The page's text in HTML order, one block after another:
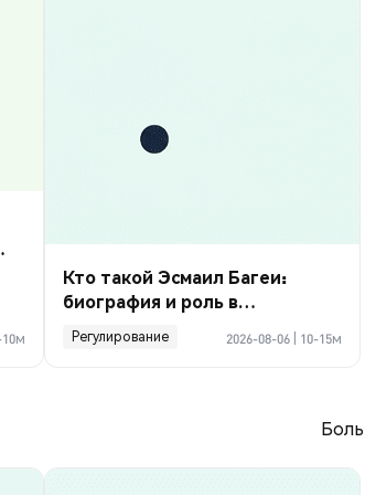
10м
Кто такой Эсмаил Багеи:
биография и роль в
криптосделке по Ормузу
Регулирование 2026-08-06 10-15м